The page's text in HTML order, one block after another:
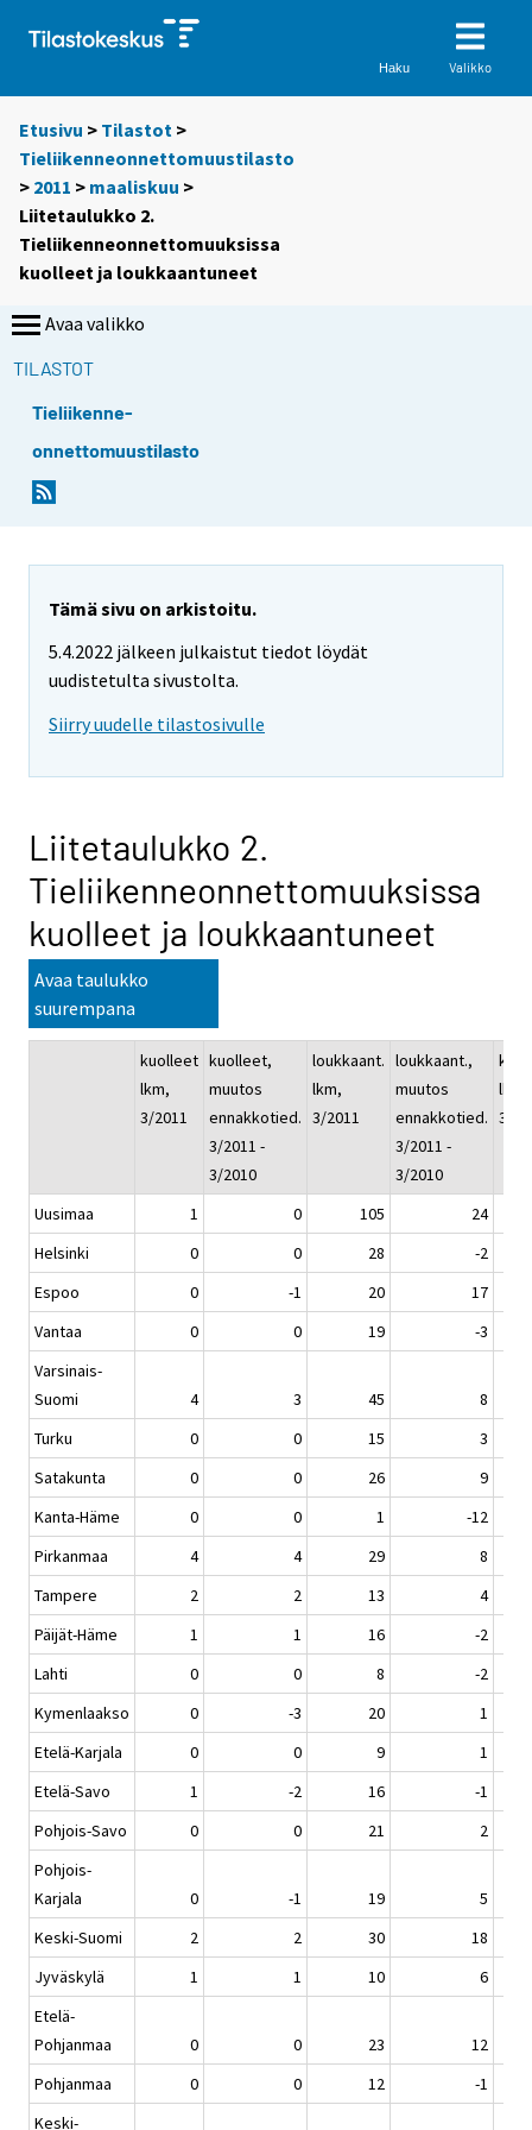
Haku Valikko
Etusivu > Tilastot >
Tieliikenneonnettomuustilasto
> 2011 > maaliskuu >
Liitetaulukko 2.
Tieliikenneonnettomuuksissa
kuolleet ja loukkaantuneet
Avaa valikko
TILASTOT
Tieliikenne-
onnettomuustilasto
Tämä sivu on arkistoitu.
5.4.2022 jälkeen julkaistut tiedot löydät
uudistetulta sivustolta.
Siirry uudelle tilastosivulle
Liitetaulukko 2.
Tieliikenneonnettomuuksissa
kuolleet ja loukkaantuneet
Avaa taulukko
suurempana
kuolleet
lkm,
3/2011
kuolleet,
muutos
ennakkotied.
3/2011 -
3/2010
loukkaant.
lkm,
3/2011
loukkaant.,
muutos
ennakkotied.
3/2011 -
3/2010
lkm,
3/
Uusimaa 1 0 105
24
Helsinki
0 0 28
-2
Espoo
0 -1 20
17
Vantaa
0 0 19
-3
Varsinais-
Suomi
4 3 45
8
Turku
0 0 15
3
Satakunta
0 0 26
9
Kanta-Häme
0 0 1
-12
Pirkanmaa
4 4 29
8
Tampere
2 2 13
4
Päijät-Häme
1 1 16
-2
Lahti
0 0 8
-2
Kymenlaakso
0 -3 20
1
Etelä-Karjala
0 0 9
1
Etelä-Savo
1 -2 16
-1
Pohjois-Savo
0 0 21
2
Pohjois-
Karjala
0 -1 19
5
Keski-Suomi
2 2 30
18
Jyväskylä
1 1 10
6
Etelä-
Pohjanmaa
0 0 23
12
Pohjanmaa
0 0 12
-1
Keski-